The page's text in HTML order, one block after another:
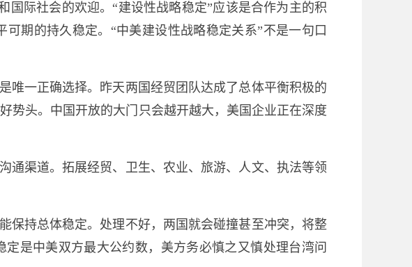
际社会的欢迎。“建设性战略稳定”应该是合作为主的积
期的持久稳定。“中美建设性战略稳定关系”不是一句口
唯一正确选择。昨天两国经贸团队达成了总体平衡积极的
势头。中国开放的大门只会越开越大，美国企业正在深度
通渠道。拓展经贸、卫生、农业、旅游、人文、执法等领
保持总体稳定。处理不好，两国就会碰撞甚至冲突，将整
是中美双方最大公约数，美方务必慎之又慎处理台湾问